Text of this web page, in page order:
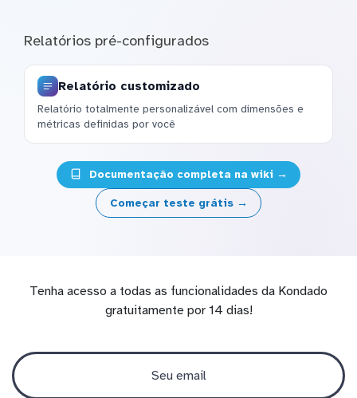
Relatórios pré-configurados
Relatório customizado
Relatório totalmente personalizável com dimensões e
métricas definidas por você
Documentação completa na wiki →
Começar teste grátis →
Tenha acesso a todas as funcionalidades da Kondado
gratuitamente por 14 dias!